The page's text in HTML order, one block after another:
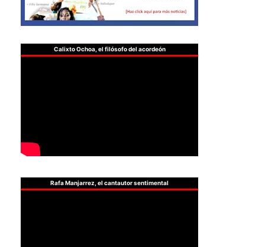
Calixto Ochoa, el filósofo del acordeón
Rafa Manjarrez, el cantautor sentimental